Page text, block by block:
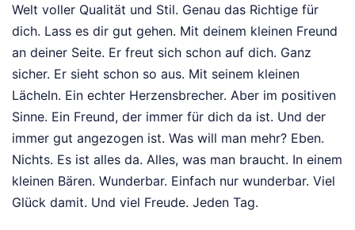
Welt voller Qualität und Stil. Genau das Richtige für
dich. Lass es dir gut gehen. Mit deinem kleinen Freund
an deiner Seite. Er freut sich schon auf dich. Ganz
sicher. Er sieht schon so aus. Mit seinem kleinen
Lächeln. Ein echter Herzensbrecher. Aber im positiven
Sinne. Ein Freund, der immer für dich da ist. Und der
immer gut angezogen ist. Was will man mehr? Eben.
Nichts. Es ist alles da. Alles, was man braucht. In einem
kleinen Bären. Wunderbar. Einfach nur wunderbar. Viel
Glück damit. Und viel Freude. Jeden Tag.